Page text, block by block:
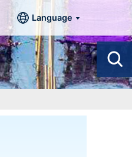
Language